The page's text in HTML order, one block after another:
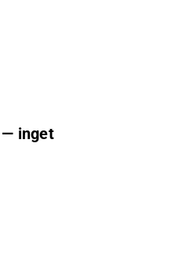
— inget